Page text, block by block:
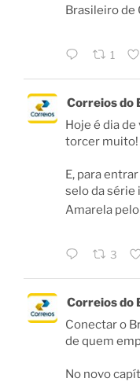
Brasileiro de
1
Correios do
Hoje é dia
torcer muito!
E, para
selo da série
Amarela
3
Correios do
Conectar o
de quem
No novo